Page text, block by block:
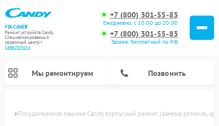
FIX-CANDY
Ремонт устройств Candy
Специализированный
cервисный центр г.
Севастополь
+7 (800) 301-55-83
Ежедневно, с 10:00 до 20:00
+7 (800) 301-55-83
Звонок бесплатный по РФ
Мы ремонтируем Позвонить
Посудомоечная машина Candy корпусный ремонт (замена резинок,